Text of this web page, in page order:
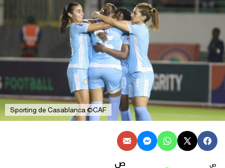
Sporting de Casablanca ©CAF
ص ص